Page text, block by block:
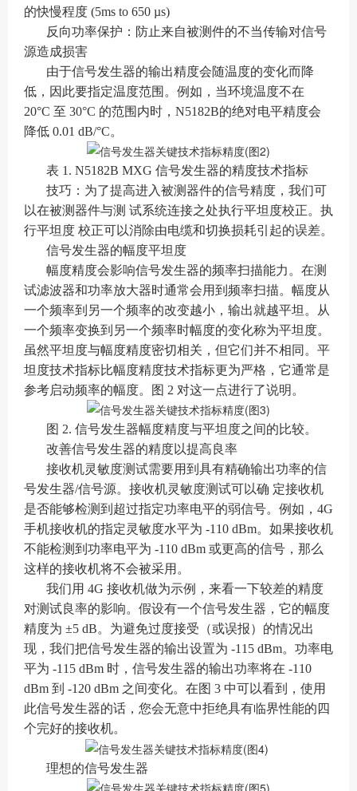
的快慢程度 (5ms to 650 µs)
反向功率保护：防止来自被测件的不当传输对信号
源造成损害
由于信号发生器的输出精度会随温度的变化而降
低，因此要指定温度范围。例如，当环境温度不在
20°C 至 30°C 的范围内时，N5182B的绝对电平精度会
降低 0.01 dB/°C。
表 1. N5182B MXG 信号发生器的精度技术指标
技巧：为了提高进入被测器件的信号精度，我们可
以在被测器件与测 试系统连接之处执行平坦度校正。执
行平坦度 校正可以消除由电缆和切换损耗引起的误差。
信号发生器的幅度平坦度
幅度精度会影响信号发生器的频率扫描能力。在测
试滤波器和功率放大器时通常会用到频率扫描。幅度从
一个频率到另一个频率的改变越小，输出就越平坦。从
一个频率变换到另一个频率时幅度的变化称为平坦度。
虽然平坦度与幅度精度密切相关，但它们并不相同。平
坦度技术指标比幅度精度技术指标更为严格，它通常是
参考启动频率的幅度。图 2 对这一点进行了说明。
图 2. 信号发生器幅度精度与平坦度之间的比较。
改善信号发生器的精度以提高良率
接收机灵敏度测试需要用到具有精确输出功率的信
号发生器/信号源。接收机灵敏度测试可以确 定接收机
是否能够检测到超过指定功率电平的弱信号。例如，4G
手机接收机的指定灵敏度水平为 -110 dBm。如果接收机
不能检测到功率电平为 -110 dBm 或更高的信号，那么
这样的接收机将不会被采用。
我们用 4G 接收机做为示例，来看一下较差的精度
对测试良率的影响。假设有一个信号发生器，它的幅度
精度为 ±5 dB。为避免过度接受（或误报）的情况出
现，我们把信号发生器的输出设置为 -115 dBm。功率电
平为 -115 dBm 时，信号发生器的输出功率将在 -110
dBm 到 -120 dBm 之间变化。在图 3 中可以看到，使用
此信号发生器的话，您会无意中拒绝具有临界性能的四
个完好的接收机。
理想的信号发生器